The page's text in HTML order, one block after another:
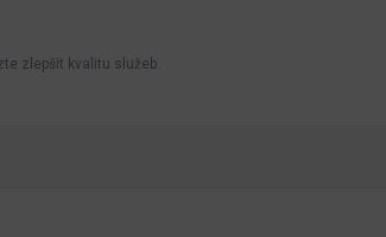
zlepšit kvalitu služeb.